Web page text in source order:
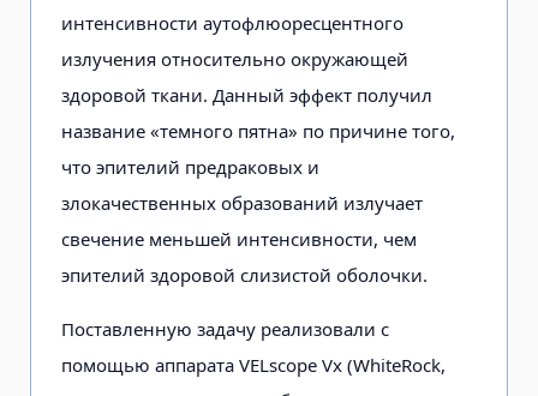
интенсивности ауто­флюоресцентного
излучения относительно окружающей
здоровой ткани. Данный эффект получил
название «темного пятна» по причине того,
что эпителий предраковых и
злокачественных образований излучает
свечение меньшей интенсивности, чем
эпителий здоровой слизистой оболочки.
Поставленную задачу реализовали с
помощью аппарата VELscope Vх (WhiteRock,